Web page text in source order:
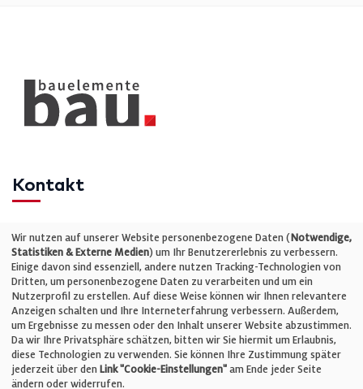
Kontakt
Telefon: +49 (0)711 2585563-0
E-Mail:info@bauelemente-bau.eu
Unternehmen
Impressum
Wir nutzen auf unserer Website personenbezogene Daten (Notwendige,
Statistiken & Externe Medien) um Ihr Benutzererlebnis zu verbessern.
Einige davon sind essenziell, andere nutzen Tracking-Technologien von
Dritten, um personenbezogene Daten zu verarbeiten und um ein
Nutzerprofil zu erstellen. Auf diese Weise können wir Ihnen relevantere
Anzeigen schalten und Ihre Interneterfahrung verbessern. Außerdem,
um Ergebnisse zu messen oder den Inhalt unserer Website abzustimmen.
Da wir Ihre Privatsphäre schätzen, bitten wir Sie hiermit um Erlaubnis,
diese Technologien zu verwenden. Sie können Ihre Zustimmung später
jederzeit über den Link "Cookie-Einstellungen" am Ende jeder Seite
ändern oder widerrufen.